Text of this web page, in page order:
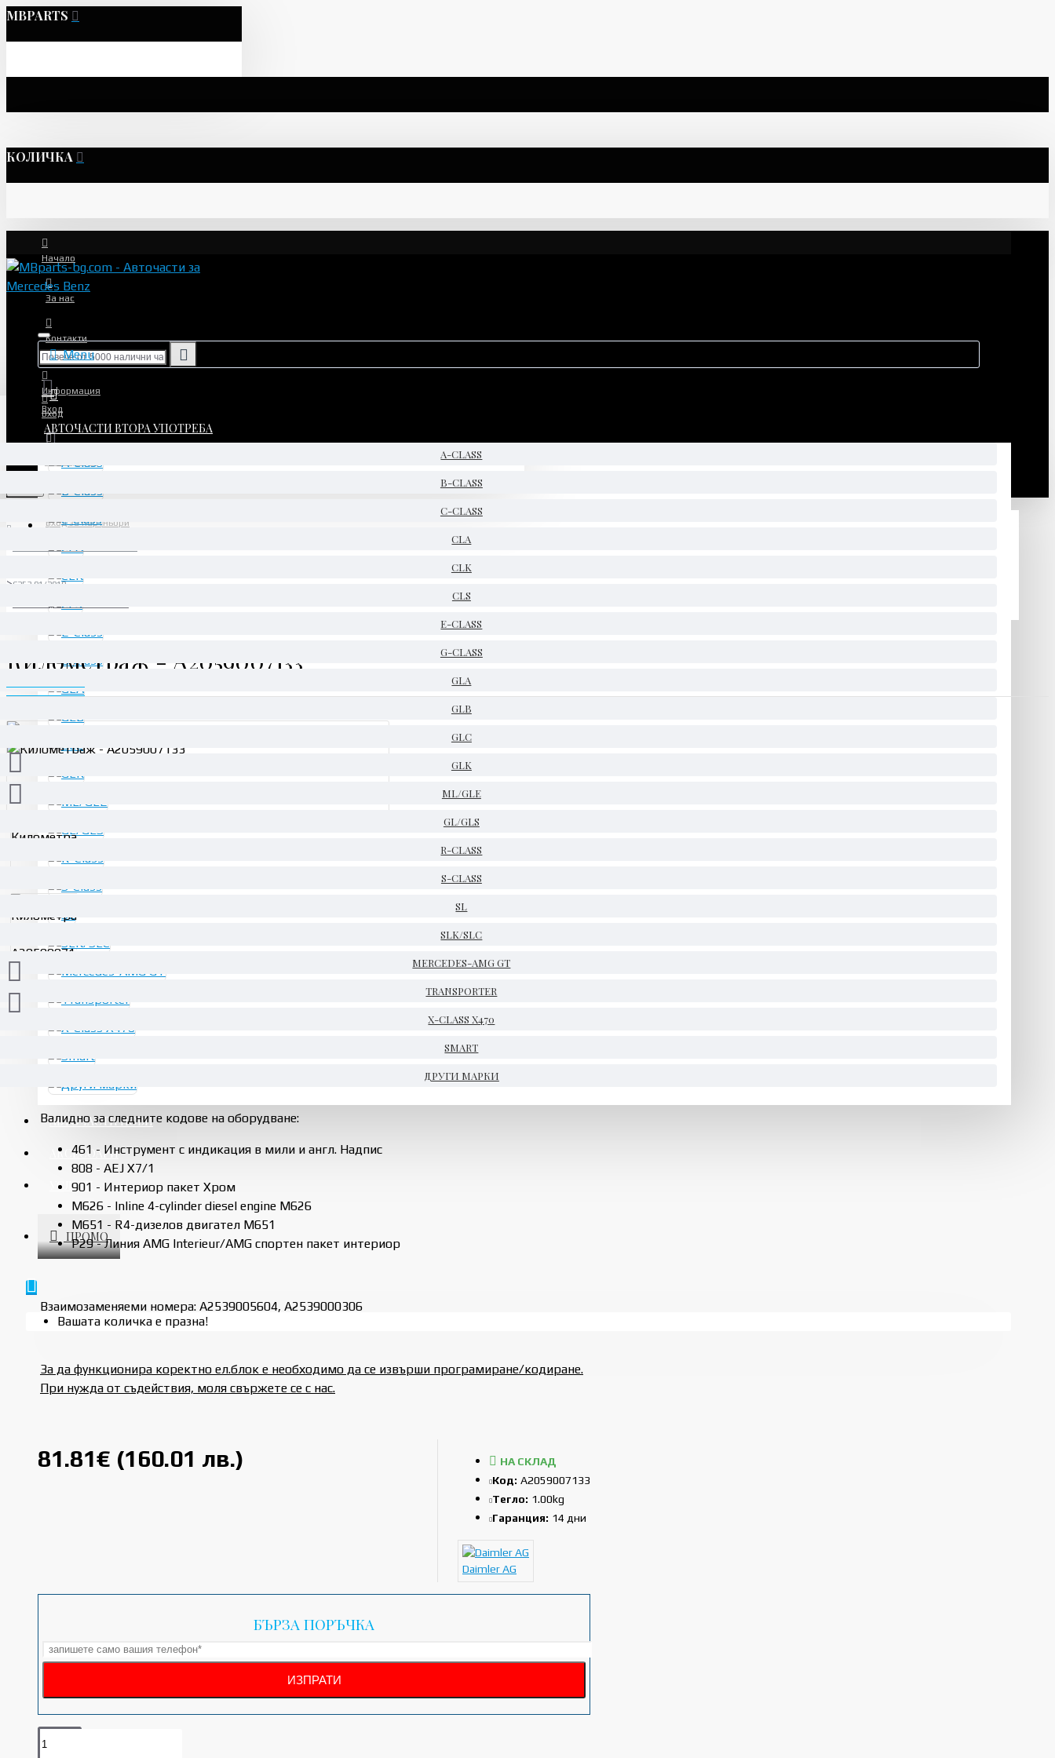
MBPARTS
КОЛИЧКА
Начало
За нас
Контакти
Информация
Вход за партньори
Вход
Menu
АВТОЧАСТИ ВТОРА УПОТРЕБА
A-CLASS
B-CLASS
C-CLASS
CLA
CLK
CLS
E-CLASS
G-CLASS
GLA
GLB
GLC
GLK
ML/GLE
GL/GLS
R-CLASS
S-CLASS
SL
SLK/SLC
MERCEDES-AMG GT
TRANSPORTER
X-CLASS X470
SMART
ДРУГИ МАРКИ
АВТОЧАСТИ НОВИ
АКСЕСОАРИ
УСЛУГИ
ПРОМО
Вашата количка е празна!
Вход
C253 01/2018 -
Километраж - A2059007133
Валидно за следните кодове на оборудване:
461 - Инструмент с индикация в мили и англ. Надпис
808 - AEJ X7/1
901 - Интериор пакет Хром
M626 - Inline 4-cylinder diesel engine M626
M651 - R4-дизелов двигател M651
P29 - Линия AMG Interieur/AMG спортен пакет интериор
Взаимозаменяеми номера: A2539005604, A2539000306
За да функционира коректно ел.блок е необходимо да се извърши програмиране/кодиране.
При нужда от съдействия, моля свържете се с нас.
81.81€ (160.01 лв.)
НА СКЛАД
Код: A2059007133
Тегло: 1.00kg
Гаранция: 14 дни
Daimler AG
БЪРЗА ПОРЪЧКА